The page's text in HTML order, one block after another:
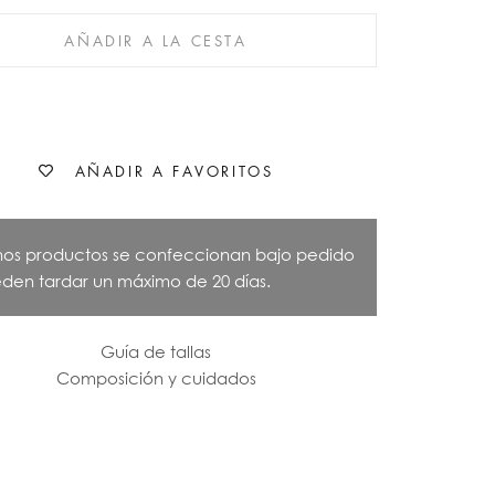
AÑADIR A LA CESTA
AÑADIR A FAVORITOS
productos se confeccionan bajo pedido
tardar un máximo de 20 días.
Guía de tallas
Composición y cuidados